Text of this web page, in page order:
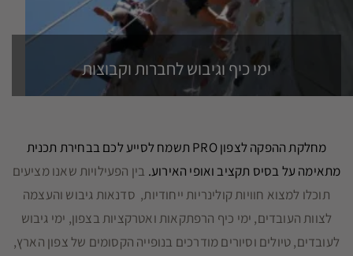
ימי כיף וגיבוש לחברות וקבוצות
מחלקת ההפקה לצפון PRO תשמח לסייע לכם בבחירת תכנית
מתאימה על בסיס תקציב ואופי האירוע. בין הפעילויות שאנו מציעים
תוכלו למצוא חוויות קולינריות ייחודיות, סדנאות גיבוש והעצמה
לצוות העובדים, ימי כיף הרפתקאות ואטרקציות בצפון, ימי גיבוש
לעובדים, טיולים וסיורים מודרכים בנופייה הקסומים של צפון הארץ,